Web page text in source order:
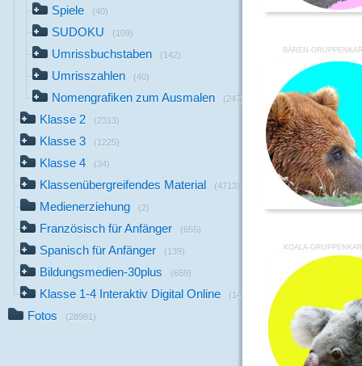
Spiele (40)
SUDOKU (109)
Umrissbuchstaben (142)
Umrisszahlen (40)
Nomengrafiken zum Ausmalen (247)
Klasse 2 (2313)
Klasse 3 (1225)
Klasse 4 (34)
Klassenübergreifendes Material (4713)
Medienerziehung (2)
Französisch für Anfänger (655)
Spanisch für Anfänger (139)
Bildungsmedien-30plus (659)
Klasse 1-4 Interaktiv Digital Online (14)
Fotos (28981)
BÄREN-
KOALA-